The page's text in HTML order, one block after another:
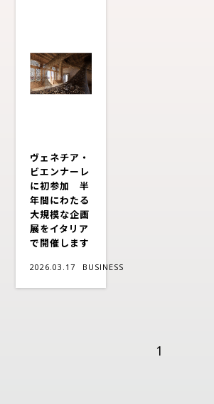
ヴェネチア・
ビエンナーレ
に初参加 半
年間にわたる
大規模な企画
展をイタリア
で開催します
2026.03.17 BUSINESS
1